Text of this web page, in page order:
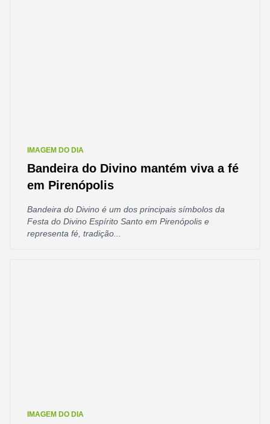
IMAGEM DO DIA
Bandeira do Divino mantém viva a fé
em Pirenópolis
Bandeira do Divino é um dos principais símbolos da
Festa do Divino Espírito Santo em Pirenópolis e
representa fé, tradição...
IMAGEM DO DIA